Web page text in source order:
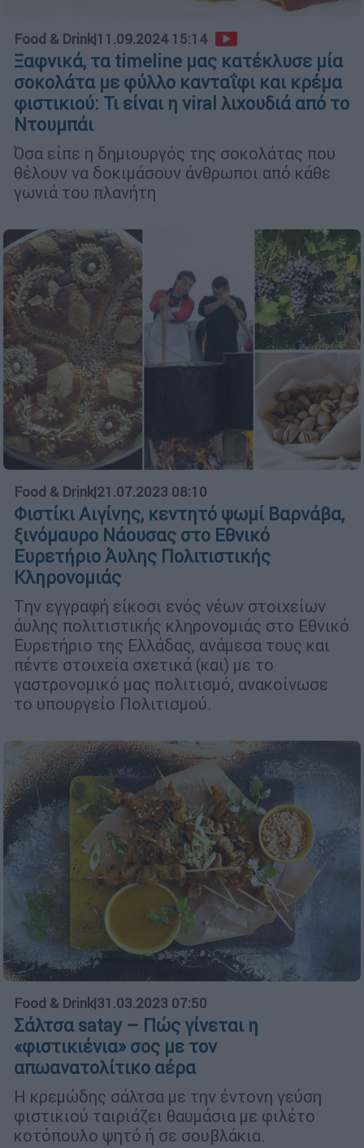
Food & Drink|11.09.2024 15:14
Ξαφνικά, τα timeline μας κατέκλυσε μία
σοκολάτα με φύλλο κανταΐφι και κρέμα
φιστικιού: Τι είναι η viral λιχουδιά από το
Ντουμπάι
Όσα είπε η δημιουργός της σοκολάτας που
θέλουν να δοκιμάσουν άνθρωποι από κάθε
γωνιά του πλανήτη
Food & Drink|21.07.2023 08:10
Φιστίκι Αιγίνης, κεντητό ψωμί Βαρνάβα,
ξινόμαυρο Νάουσας στο Εθνικό
Ευρετήριο Άυλης Πολιτιστικής
Κληρονομιάς
Tην εγγραφή είκοσι ενός νέων στοιχείων
άυλης πολιτιστικής κληρονομιάς στο Εθνικό
Ευρετήριο της Ελλάδας, ανάμεσα τους και
πέντε στοιχεία σχετικά (και) με το
γαστρονομικό μας πολιτισμό, ανακοίνωσε
το υπουργείο Πολιτισμού.
Food & Drink|31.03.2023 07:50
Σάλτσα satay – Πώς γίνεται η
«φιστικιένια» σος με τον
απωανατολίτικο αέρα
Η κρεμώδης σάλτσα με την έντονη γεύση
φιστικιού ταιριάζει θαυμάσια με φιλέτο
κοτόπουλο ψητό ή σε σουβλάκια.